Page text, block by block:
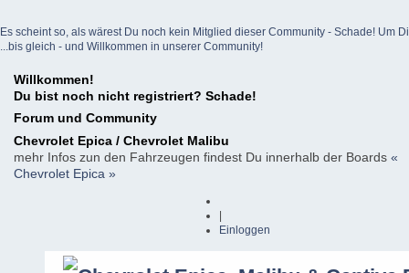
Es scheint so, als wärest Du noch kein Mitglied dieser Community - Schade! Um
...bis gleich - und Willkommen in unserer Community!
Willkommen!
Du bist noch nicht registriert? Schade!
Forum und Community
Chevrolet Epica / Chevrolet Malibu
mehr Infos zun den Fahrzeugen findest Du innerhalb der Boards «
Chevrolet Epica »
Einloggen